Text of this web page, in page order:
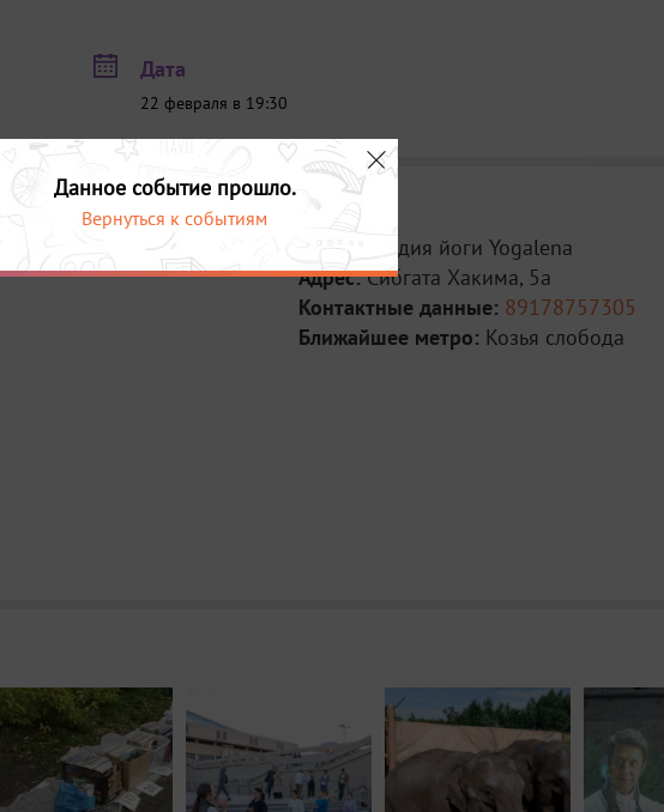
Дата
22 февраля в 19:30
Место:
Студия йоги Yogalena
Адрес:Сибгата Хакима, 5а
Контактные данные: 89178757305
Ближайшее метро: Козья слобода
Данное событие прошло.
Вернуться к событиям